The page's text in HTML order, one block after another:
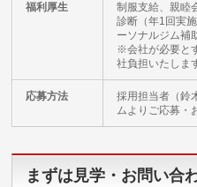
福利厚生 制服支給、親睦
診断（年1回実
ーソナルジム補
※会社が必要と
社負担いたしま
応募方法
採用担当者（鈴
ムよりご応募・
まずは見学・お問い合